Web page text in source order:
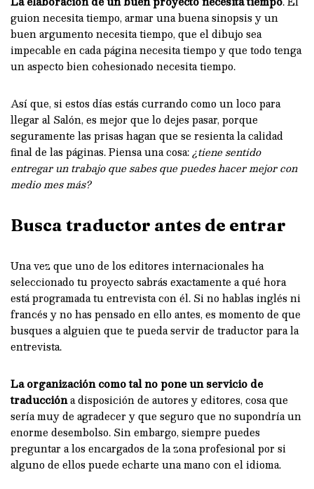
guion necesita tiempo, armar una buena sinopsis y un
buen argumento necesita tiempo, que el dibujo sea
impecable en cada página necesita tiempo y que todo tenga
un aspecto bien cohesionado necesita tiempo.
Así que, si estos días estás currando como un loco para
llegar al Salón, es mejor que lo dejes pasar, porque
seguramente las prisas hagan que se resienta la calidad
final de las páginas. Piensa una cosa:¿tiene sentido
entregar un trabajo que sabes que puedes hacer mejor con
medio mes más?
Busca traductor antes de entrar
Una vez que uno de los editores internacionales ha
seleccionado tu proyecto sabrás exactamente a qué hora
está programada tu entrevista con él. Si no hablas inglés ni
francés y no has pensado en ello antes, es momento de que
busques a alguien que te pueda servir de traductor para la
entrevista.
La organización como tal no pone un servicio de
traduccióna disposición de autores y editores, cosa que
sería muy de agradecer y que seguro que no supondría un
enorme desembolso. Sin embargo, siempre puedes
preguntar a los encargados de la zona profesional por si
alguno de ellos puede echarte una mano con el idioma.